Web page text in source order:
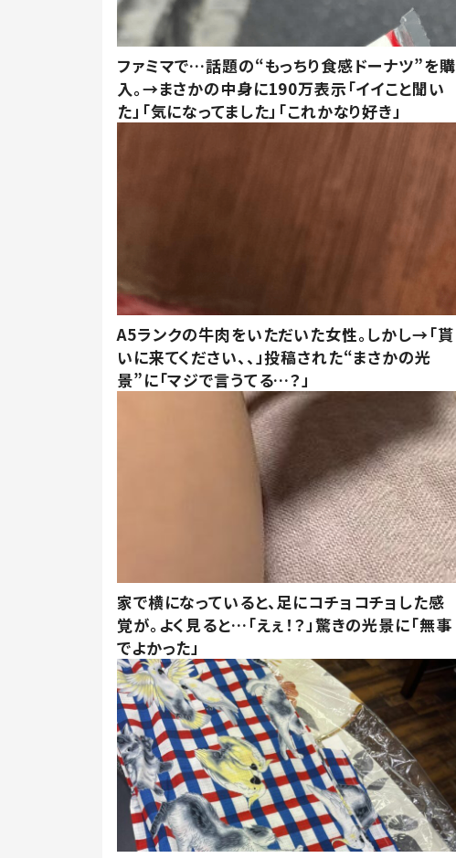
ファミマで…話題の“もっちり食感ドーナツ”を購
入。→まさかの中身に190万表示「イイこと聞い
た」「気になってました」「これかなり好き」
A5ランクの牛肉をいただいた女性。しかし→「貰
いに来てください、、」投稿された“まさかの光
景”に「マジで言うてる…？」
家で横になっていると、足にコチョコチョした感
覚が。よく見ると…「えぇ！？」驚きの光景に「無事
でよかった」